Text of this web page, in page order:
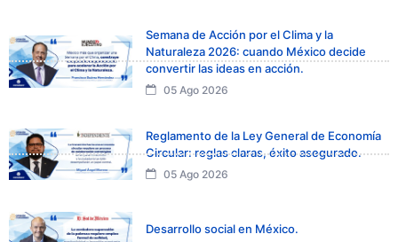
Semana de Acción por el Clima y la
Naturaleza 2026: cuando México decide
convertir las ideas en acción.
05 Ago 2026
Reglamento de la Ley General de Economía
Circular: reglas claras, éxito asegurado.
05 Ago 2026
Desarrollo social en México.